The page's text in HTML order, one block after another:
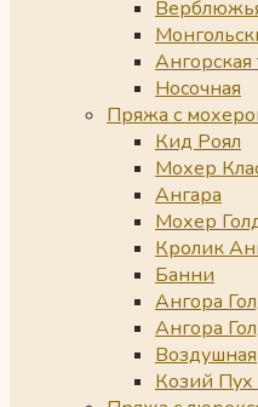
Ангорская
Носочная
Пряжа с
Кид Роял
Мохер
Ангара
Мохер
Кролик
Банни
Ангора
Ангора
Воздушная
Козий